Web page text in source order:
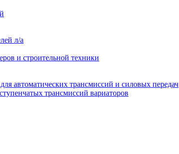
л/а
и строительной техники
автоматических трансмиссий и силовых передач
трансмиссий вариаторов